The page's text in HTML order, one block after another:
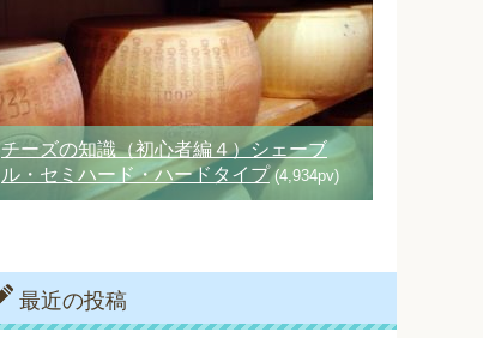
チーズの知識（初心者編４）シェーブ
ル・セミハード・ハードタイプ(4,934pv)
最近の投稿